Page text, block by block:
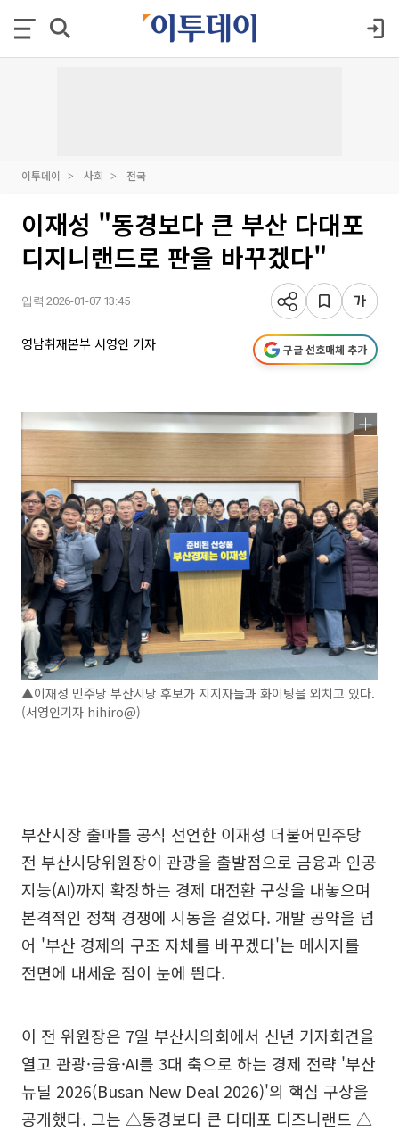
이투데이 사회 전국
이재성 "동경보다 큰 부산 다대포
디지니랜드로 판을 바꾸겠다"
입력 2026-01-07 13:45
영남취재본부 서영인 기자 구글 선호매체 추가
▲이재성 민주당 부산시당 후보가 지지자들과 화이팅을 외치고 있다.
(서영인기자 hihiro@)
부산시장 출마를 공식 선언한 이재성 더불어민주당
전 부산시당위원장이 관광을 출발점으로 금융과 인공
지능(AI)까지 확장하는 경제 대전환 구상을 내놓으며
본격적인 정책 경쟁에 시동을 걸었다. 개발 공약을 넘
어 '부산 경제의 구조 자체를 바꾸겠다'는 메시지를
전면에 내세운 점이 눈에 띈다.
이 전 위원장은 7일 부산시의회에서 신년 기자회견을
열고 관광·금융·AI를 3대 축으로 하는 경제 전략 '부산
뉴딜 2026(Busan New Deal 2026)'의 핵심 구상을
공개했다. 그는 △동경보다 큰 다대포 디즈니랜드 △